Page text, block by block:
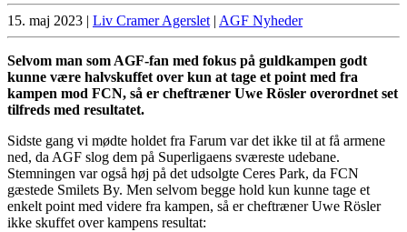
15. maj 2023 | Liv Cramer Agerslet | AGF Nyheder
Selvom man som AGF-fan med fokus på guldkampen godt
kunne være halvskuffet over kun at tage et point med fra
kampen mod FCN, så er cheftræner Uwe Rösler overordnet set
tilfreds med resultatet.
Sidste gang vi mødte holdet fra Farum var det ikke til at få armene
ned, da AGF slog dem på Superligaens sværeste udebane.
Stemningen var også høj på det udsolgte Ceres Park, da FCN
gæstede Smilets By. Men selvom begge hold kun kunne tage et
enkelt point med videre fra kampen, så er cheftræner Uwe Rösler
ikke skuffet over kampens resultat: